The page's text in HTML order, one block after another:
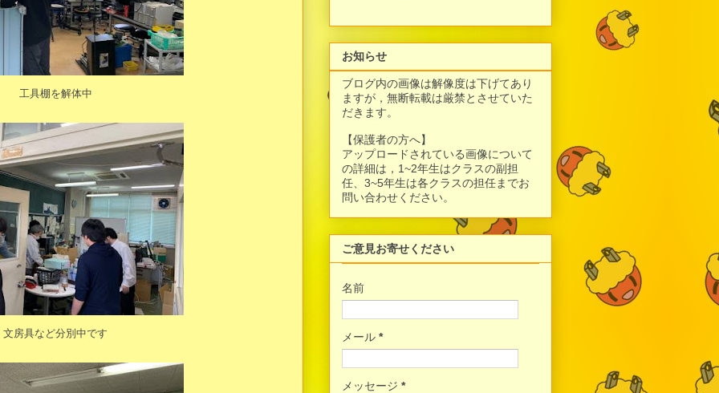
工具棚を解体中
文房具など分別中です
お知らせ
ブログ内の画像は解像度は下げてあり
ますが， 無断転載は厳禁とさせていた
だきます。
【保護者の方へ】
アップロードされている画像について
の詳細は，1~2年生はクラスの副担
任、3~5年生は各クラスの担任までお
問い合わせください。
ご意見お寄せください
名前
メール *
メッセージ *